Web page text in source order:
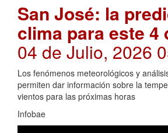
San José: la
clima para este 4
04 de Julio, 2026
Los fenómenos meteorológicos y
permiten dar información sobre la
vientos para las próximas horas
Infobae